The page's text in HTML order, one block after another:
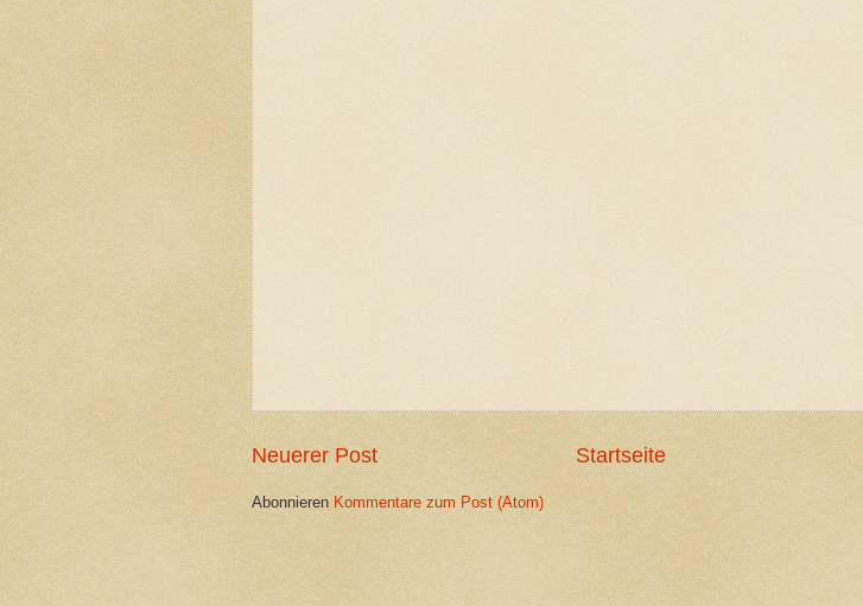
Neuerer Post Startseite
Abonnieren Kommentare zum Post (Atom)